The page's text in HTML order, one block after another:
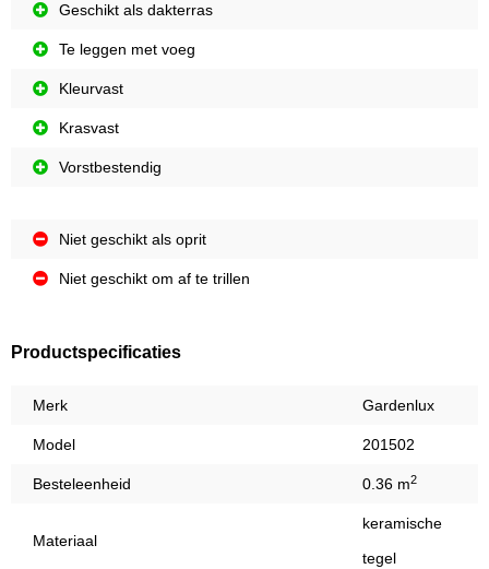
Geschikt als dakterras
Te leggen met voeg
Kleurvast
Krasvast
Vorstbestendig
Niet geschikt als oprit
Niet geschikt om af te trillen
Productspecificaties
Merk Gardenlux
Model 201502
Besteleenheid 0.36 m2
Materiaal
keramische
tegel